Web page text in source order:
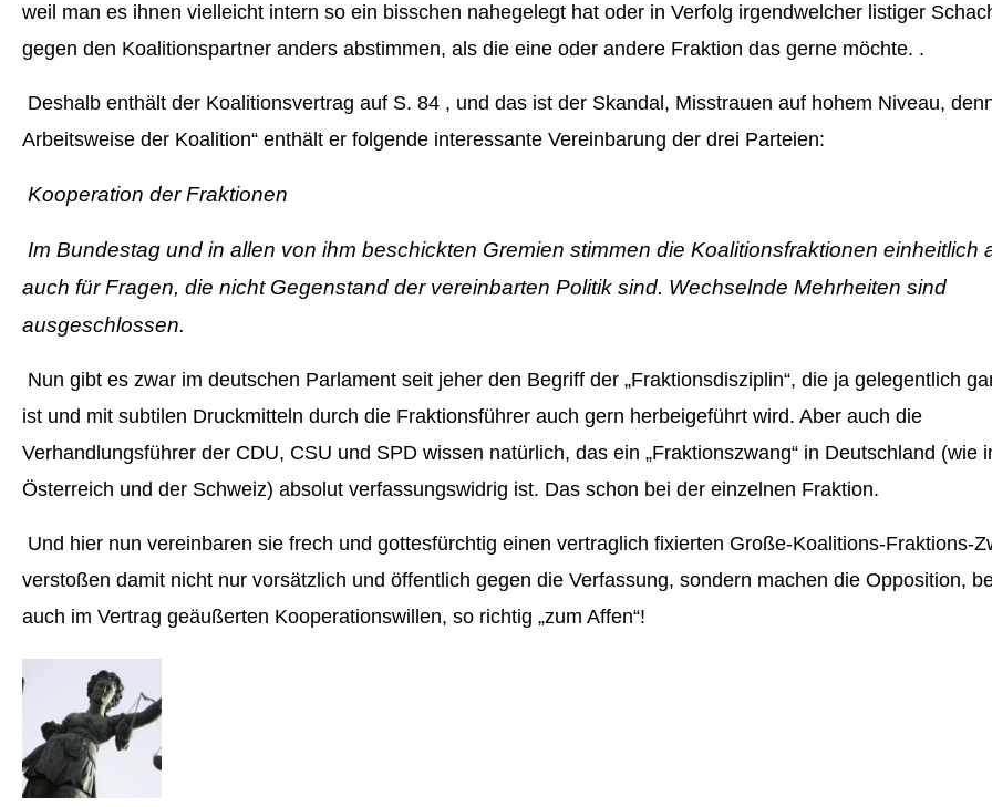
weil man es ihnen vielleicht intern so ein bisschen nahegelegt hat oder in Verfolg irgendwelcher listiger
gegen den Koalitionspartner anders abstimmen, als die eine oder andere Fraktion das gerne möchte. .
Deshalb enthält der Koalitionsvertrag auf S. 84 , und das ist der Skandal , Misstrauen auf hohem Niveau,
Arbeitsweise der Koalition“ enthält er folgende interessante Vereinbarung der drei Parteien:
Kooperation der Fraktionen
Im Bundestag und in allen von ihm beschickten Gremien stimmen die Koalitionsfraktionen einheitlich
auch für Fragen, die nicht Gegenstand der vereinbarten Politik sind. Wechselnde Mehrheiten sind
ausgeschlossen.
Nun gibt es zwar im deutschen Parlament seit jeher den Begriff der „Fraktionsdisziplin“, die ja gelegentlich
ist und mit subtilen Druckmitteln durch die Fraktionsführer auch gern herbeigeführt wird. Aber auch die
Verhandlungsführer der CDU, CSU und SPD wissen natürlich, das ein „Fraktionszwang“ in Deutschland (wie
Österreich und der Schweiz) absolut verfassungswidrig ist. Das schon bei der einzelnen Fraktion.
Und hier nun vereinbaren sie frech und gottesfürchtig einen vertraglich fixierten Große-Koalitions-Fraktions-
verstoßen damit nicht nur vorsätzlich und öffentlich gegen die Verfassung, sondern machen die Opposition,
auch im Vertrag geäußerten Kooperationswillen, so richtig „zum Affen“!